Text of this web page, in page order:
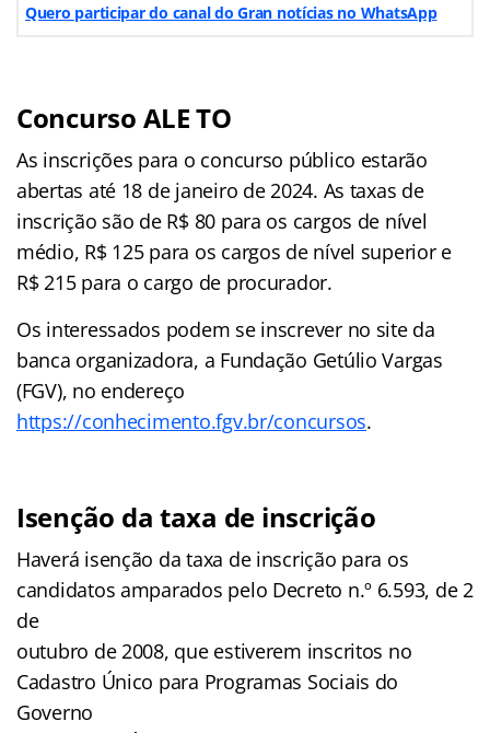
Quero participar do canal do Gran notícias no WhatsApp
Concurso ALE TO
As inscrições para o concurso público estarão
abertas até 18 de janeiro de 2024. As taxas de
inscrição são de R$ 80 para os cargos de nível
médio, R$ 125 para os cargos de nível superior e
R$ 215 para o cargo de procurador.
Os interessados podem se inscrever no site da
banca organizadora, a Fundação Getúlio Vargas
(FGV), no endereço
https://conhecimento.fgv.br/concursos.
Isenção da taxa de inscrição
Haverá isenção da taxa de inscrição para os
candidatos amparados pelo Decreto n.º 6.593, de 2
de
outubro de 2008, que estiverem inscritos no
Cadastro Único para Programas Sociais do
Governo